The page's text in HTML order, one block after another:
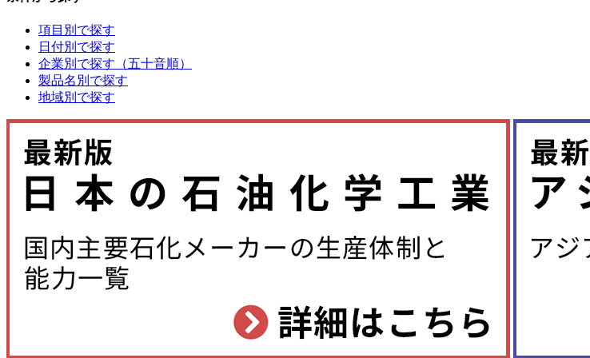
項目別で探す
日付別で探す
企業別で探す（五十音順）
製品名別で探す
地域別で探す